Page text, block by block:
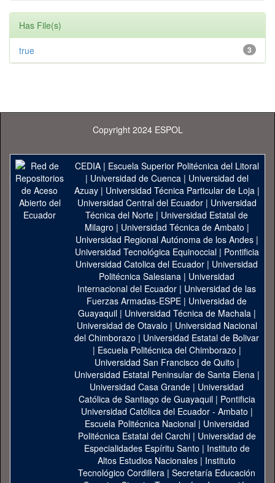
Has File(s)
3
true
Copyright 2024 ESPOL
CEDIA| Escuela Superior Politécnica del Litoral
| Universidad de Cuenca| Universidad del
Azuay| Universidad Técnica Particular de Loja|
Universidad Central del Ecuador| Universidad
Técnica del Norte | Universidad Estatal de
Milagro | Universidad Técnica de Ambato |
Universidad Regional Autónoma de los Andes|
Universidad Tecnológica Equinoccial| Pontificia
Universidad Catolica del Ecuador | Universidad
Politécnica Salesiana | Universidad
Internacional del Ecuador | Universidad de las
Fuerzas Armadas-ESPE | Universidad de
Guayaquil| Universidad Técnica de Machala|
Universidad de Otavalo | Universidad Nacional
del Chimborazo | Universidad Estatal de Bolivar
| Escuela Politécnica del Chimborazo |
Universidad San Francisco de Quito |
Universidad Estatal Peninsular de Santa Elena|
Universidad Casa Grande | Universidad
Católica de Santiago de Guayaquil| Pontificia
Universidad Católica del Ecuador - Ambato |
Escuela Politécnica Nacional| Universidad
Politécnica Estatal del Carchi| Universidad de
Especialidades Espíritu Santo | Instituto de
Altos Estudios Nacionales | Instituto
Tecnológico Cordillera | Secretaría Educación